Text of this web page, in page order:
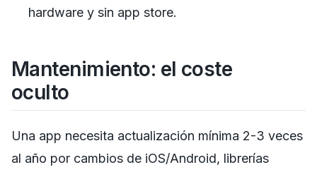
hardware y sin app store.
Mantenimiento: el coste
oculto
Una app necesita actualización mínima 2-3 veces
al año por cambios de iOS/Android, librerías